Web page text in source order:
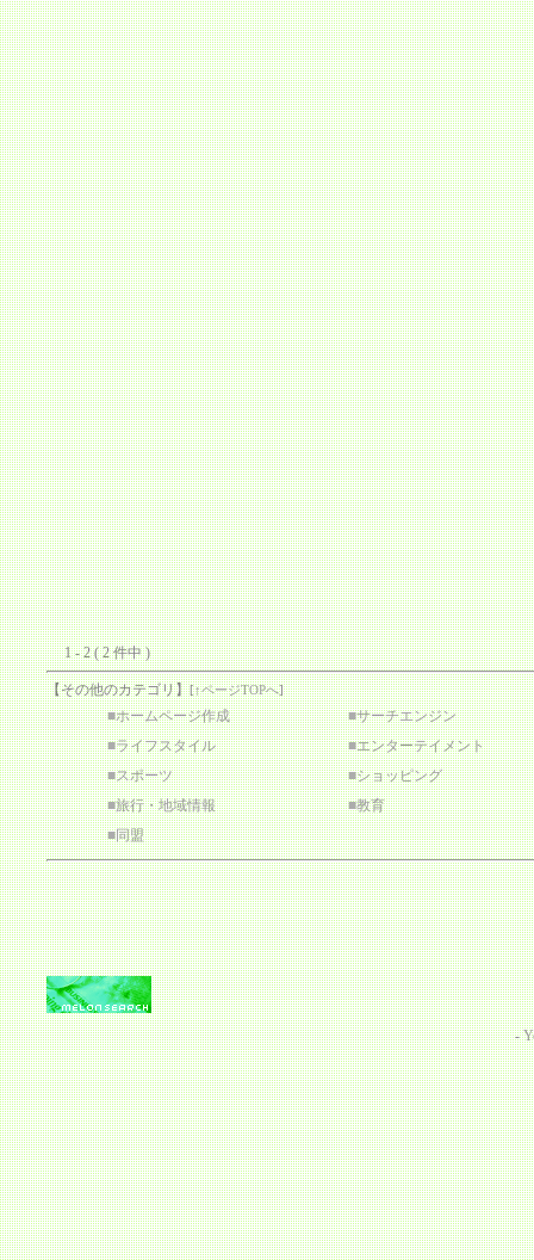
1 - 2 ( 2 件中 )
【その他のカテゴリ】[↑ページTOPへ]
■ホームページ作成 ■サーチエンジン
■ライフスタイル ■エンターテイメント
■スポーツ ■ショッピング
■旅行・地域情報 ■教育
■同盟
-